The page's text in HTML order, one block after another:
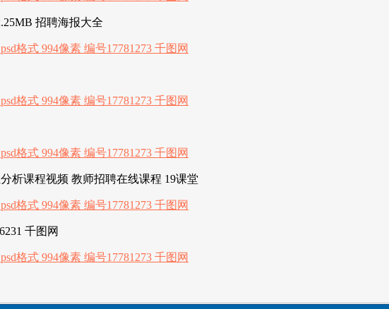
招聘海报大全
析课程视频 教师招聘在线课程 19课堂
千图网